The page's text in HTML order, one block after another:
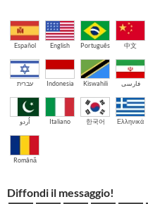
Español English Português 中文
עברית Indonesia Kiswahili فارسی
اُردو Italiano 한국어 Ελληνικά
Română
Diffondi il messaggio!